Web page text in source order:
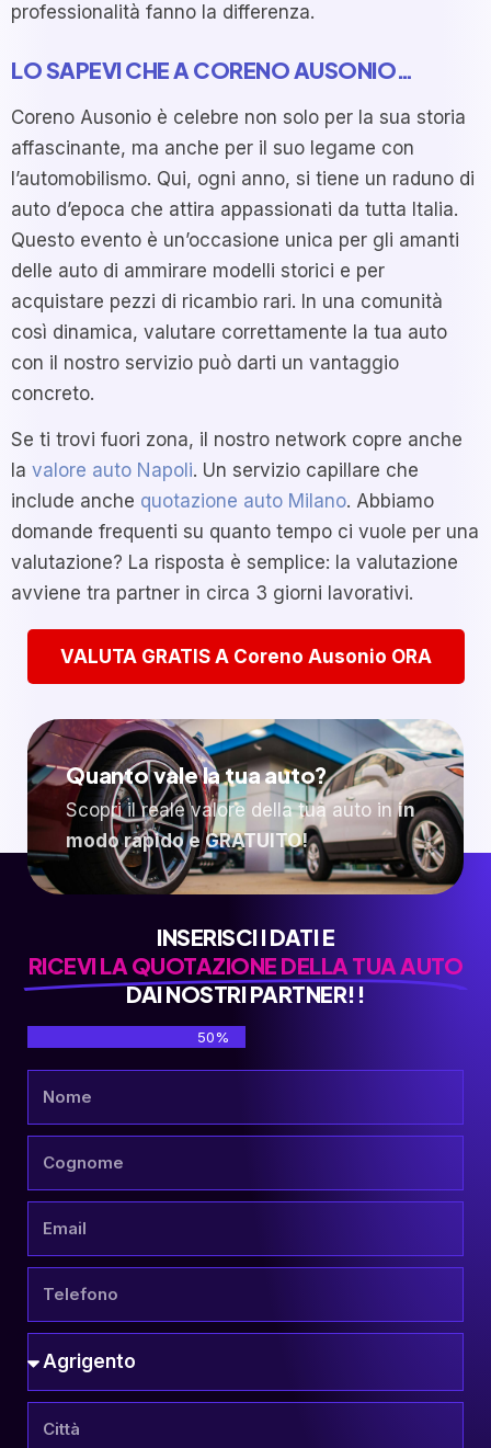
professionalità fanno la differenza.
LO SAPEVI CHE A CORENO AUSONIO…
Coreno Ausonio è celebre non solo per la sua storia
affascinante, ma anche per il suo legame con
l’automobilismo. Qui, ogni anno, si tiene un raduno di
auto d’epoca che attira appassionati da tutta Italia.
Questo evento è un’occasione unica per gli amanti
delle auto di ammirare modelli storici e per
acquistare pezzi di ricambio rari. In una comunità
così dinamica, valutare correttamente la tua auto
con il nostro servizio può darti un vantaggio
concreto.
Se ti trovi fuori zona, il nostro network copre anche
la valore auto Napoli. Un servizio capillare che
include anche quotazione auto Milano. Abbiamo
domande frequenti su quanto tempo ci vuole per una
valutazione? La risposta è semplice: la valutazione
avviene tra partner in circa 3 giorni lavorativi.
VALUTA GRATIS A Coreno Ausonio ORA
Quanto vale la tua auto?
Scopri il reale valore della tua auto in in
modo rapido e GRATUITO!
INSERISCI I DATI E
RICEVI LA QUOTAZIONE DELLA TUA AUTO
DAI NOSTRI PARTNER!!
50%